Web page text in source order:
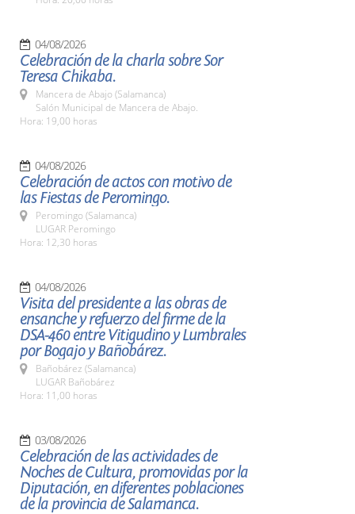
04/08/2026
Celebración de la charla sobre Sor
Teresa Chikaba.
Mancera de Abajo (Salamanca)
Salón Municipal de Mancera de Abajo.
Hora: 19,00 horas
04/08/2026
Celebración de actos con motivo de
las Fiestas de Peromingo.
Peromingo (Salamanca)
LUGAR Peromingo
Hora: 12,30 horas
04/08/2026
Visita del presidente a las obras de
ensanche y refuerzo del firme de la
DSA-460 entre Vitigudino y Lumbrales
por Bogajo y Bañobárez.
Bañobárez (Salamanca)
LUGAR Bañobárez
Hora: 11,00 horas
03/08/2026
Celebración de las actividades de
Noches de Cultura, promovidas por la
Diputación, en diferentes poblaciones
de la provincia de Salamanca.